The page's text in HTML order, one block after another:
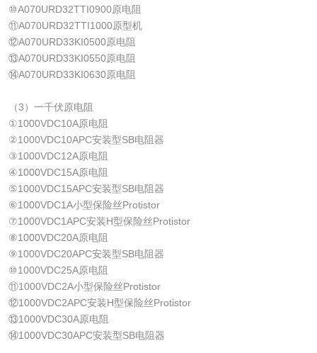
⑩A070URD32TTI0900原电阻
⑪A070URD32TTI1000原型机
⑫A070URD33KI0500原电阻
⑬A070URD33KI0550原电阻
⑭A070URD33KI0630原电阻
（3）一千伏原电阻
①1000VDC10A原电阻
②1000VDC10APC安装型SB电阻器
③1000VDC12A原电阻
④1000VDC15A原电阻
⑤1000VDC15APC安装型SB电阻器
⑥1000VDC1A小型保险丝Protistor
⑦1000VDC1APC安装H型保险丝Protistor
⑧1000VDC20A原电阻
⑨1000VDC20APC安装型SB电阻器
⑩1000VDC25A原电阻
⑪1000VDC2A小型保险丝Protistor
⑫1000VDC2APC安装H型保险丝Protistor
⑬1000VDC30A原电阻
⑭1000VDC30APC安装型SB电阻器